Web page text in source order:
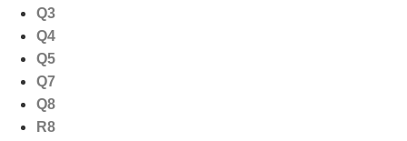
Q3
Q4
Q5
Q7
Q8
R8